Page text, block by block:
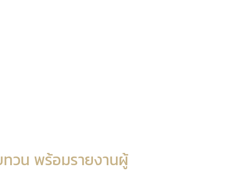
ทวน พร้อมรายงานผู้